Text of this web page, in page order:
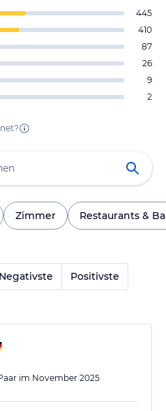
445
410
87
26
9
2
Zimmer Restaurants &
Negativste Positivste
im November 2025